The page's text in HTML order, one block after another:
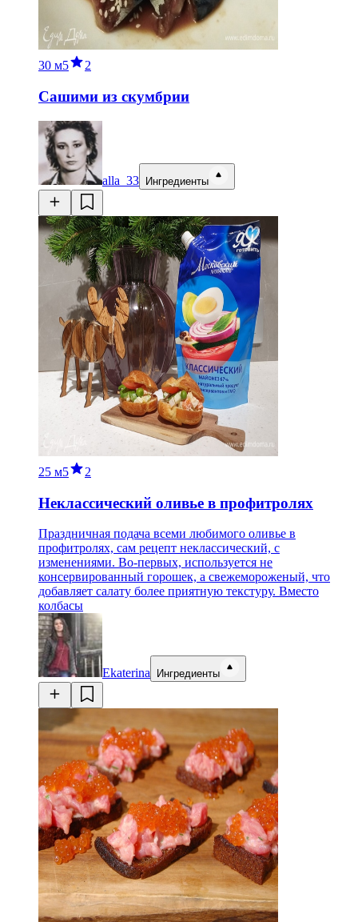
30 м5 2
Сашими из скумбрии
alla_33 Ингредиенты
25 м5 2
Неклассический оливье в профитролях
Праздничная подача всеми любимого оливье в
профитролях, сам рецепт неклассический, с
изменениями. Во-первых, используется не
консервированный горошек, а свежемороженый, что
добавляет салату более приятную текстуру. Вместо
колбасы
Ekaterina Ингредиенты